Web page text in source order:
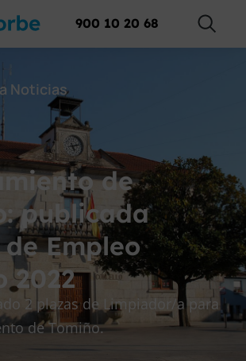
900 10 20 68
Noticias
de
publicada
Empleo
2022
2 plazas de Limpiador/a para
de Tomiño.